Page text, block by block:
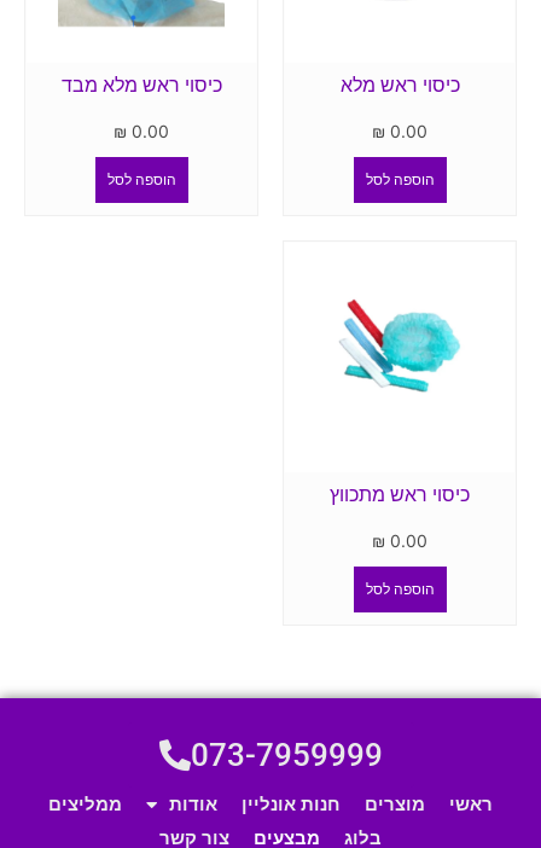
כיסוי ראש מלא
0.00
₪
הוספה לסל
כיסוי ראש מלא מבד
0.00
₪
הוספה לסל
כיסוי ראש מתכווץ
0.00
₪
הוספה לסל
073-7959999
ראשי מוצרים חנות אונליין אודות
ממליצים
בלוג
מבצעים צור קשר